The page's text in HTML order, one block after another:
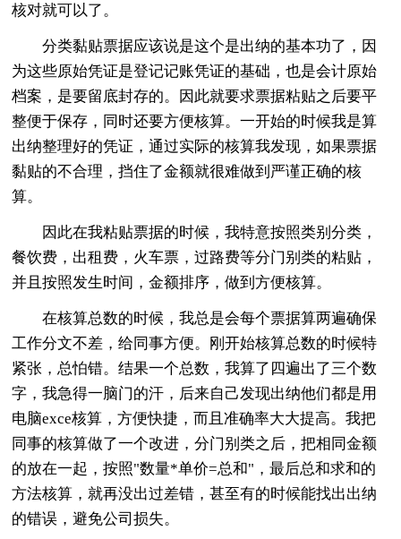
核对就可以了。
分类黏贴票据应该说是这个是出纳的基本功了，因
为这些原始凭证是登记记账凭证的基础，也是会计原始
档案，是要留底封存的。因此就要求票据粘贴之后要平
整便于保存，同时还要方便核算。一开始的时候我是算
出纳整理好的凭证，通过实际的核算我发现，如果票据
黏贴的不合理，挡住了金额就很难做到严谨正确的核
算。
因此在我粘贴票据的时候，我特意按照类别分类，
餐饮费，出租费，火车票，过路费等分门别类的粘贴，
并且按照发生时间，金额排序，做到方便核算。
在核算总数的时候，我总是会每个票据算两遍确保
工作分文不差，给同事方便。刚开始核算总数的时候特
紧张，总怕错。结果一个总数，我算了四遍出了三个数
字，我急得一脑门的汗，后来自己发现出纳他们都是用
电脑exce核算，方便快捷，而且准确率大大提高。我把
同事的核算做了一个改进，分门别类之后，把相同金额
的放在一起，按照"数量*单价=总和"，最后总和求和的
方法核算，就再没出过差错，甚至有的时候能找出出纳
的错误，避免公司损失。